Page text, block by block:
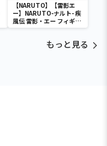
【NARUTO】【雷影エ
ー】NARUTO-ナルト- 疾
風伝 雷影・エー フィギュ
ア～五影集結…!!～
もっと見る